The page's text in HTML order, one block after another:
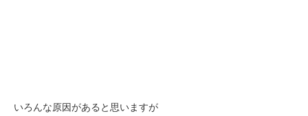
いろんな原因があると思いますが